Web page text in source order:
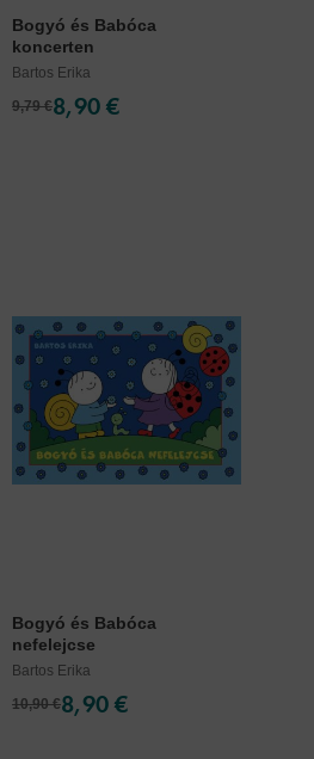
Bogyó és Babóca
koncerten
Bartos Erika
9,79 €8,90 €
Bogyó és Babóca
nefelejcse
Bartos Erika
10,90 €8,90 €